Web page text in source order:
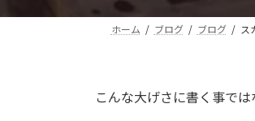
ホーム ブログ ブログ ス
こんな大げさに書く事で